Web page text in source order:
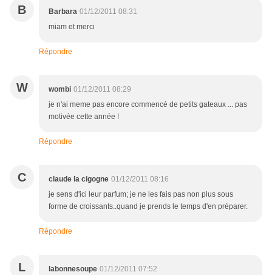
B Barbara 01/12/2011 08:31
miam et merci
Répondre
W wombi 01/12/2011 08:29
je n'ai meme pas encore commencé de petits gateaux ... pas
motivée cette année !
Répondre
C claude la cigogne 01/12/2011 08:16
je sens d'ici leur parfum; je ne les fais pas non plus sous
forme de croissants..quand je prends le temps d'en préparer.
Répondre
L labonnesoupe 01/12/2011 07:52